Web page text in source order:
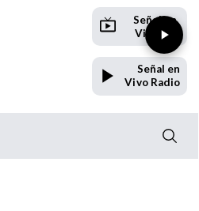
Señal en
Vivo TV
Señal en
Vivo Radio